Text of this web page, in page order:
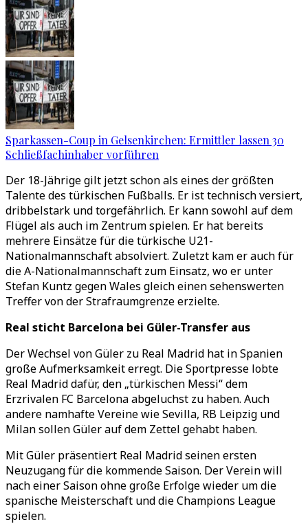
Sparkassen-Coup in Gelsenkirchen: Ermittler lassen 30
Schließfachinhaber vorführen
Der 18-Jährige gilt jetzt schon als eines der größten
Talente des türkischen Fußballs. Er ist technisch versiert,
dribbelstark und torgefährlich. Er kann sowohl auf dem
Flügel als auch im Zentrum spielen. Er hat bereits
mehrere Einsätze für die türkische U21-
Nationalmannschaft absolviert. Zuletzt kam er auch für
die A-Nationalmannschaft zum Einsatz, wo er unter
Stefan Kuntz gegen Wales gleich einen sehenswerten
Treffer von der Strafraumgrenze erzielte.
Real sticht Barcelona bei Güler-Transfer aus
Der Wechsel von Güler zu Real Madrid hat in Spanien
große Aufmerksamkeit erregt. Die Sportpresse lobte
Real Madrid dafür, den „türkischen Messi“ dem
Erzrivalen FC Barcelona abgeluchst zu haben. Auch
andere namhafte Vereine wie Sevilla, RB Leipzig und
Milan sollen Güler auf dem Zettel gehabt haben.
Mit Güler präsentiert Real Madrid seinen ersten
Neuzugang für die kommende Saison. Der Verein will
nach einer Saison ohne große Erfolge wieder um die
spanische Meisterschaft und die Champions League
spielen.